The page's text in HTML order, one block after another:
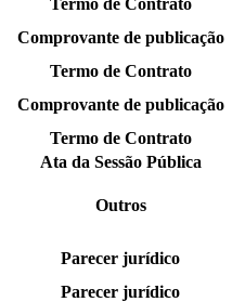
Comprovante de publicação
Termo de Contrato
Comprovante de publicação
Termo de Contrato
Ata da Sessão Pública
Outros
Parecer jurídico
Parecer jurídico